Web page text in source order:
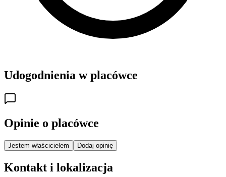
Udogodnienia w placówce
Opinie o placówce
Jestem właścicielem Dodaj opinię
Kontakt i lokalizacja